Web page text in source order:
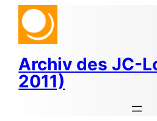
Zum
Inhalt
springen
Archiv des JC-
2011)